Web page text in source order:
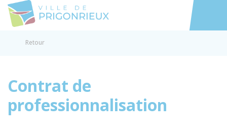
Accéder
Retour
Contrat de
professionnalisation